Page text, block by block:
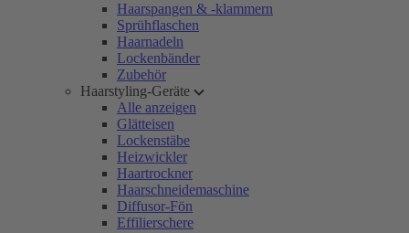
Haarspangen & -klammern
Sprühflaschen
Haarnadeln
Lockenbänder
Zubehör
Haarstyling-Geräte
Alle anzeigen
Glätteisen
Lockenstäbe
Heizwickler
Haartrockner
Haarschneidemaschine
Diffusor-Fön
Effilierschere